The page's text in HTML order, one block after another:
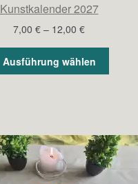
Kunstkalender 2027
7,00 € – 12,00 €Preisspanne:
bis
12,00 €
Ausführung wählen